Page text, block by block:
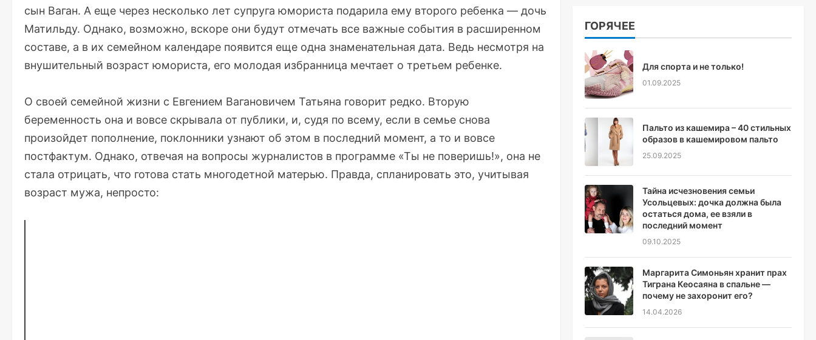
сын Ваган. А еще через несколько лет супруга юмориста подарила ему второго ребенка — дочь
Матильду. Однако, возможно, вскоре они будут отмечать все важные события в расширенном
составе, а в их семейном календаре появится еще одна знаменательная дата. Ведь несмотря на
внушительный возраст юмориста, его молодая избранница мечтает о третьем ребенке.
О своей семейной жизни с Евгением Вагановичем Татьяна говорит редко. Вторую
беременность она и вовсе скрывала от публики, и, судя по всему, если в семье снова
произойдет пополнение, поклонники узнают об этом в последний момент, а то и вовсе
постфактум. Однако, отвечая на вопросы журналистов в программе «Ты не поверишь!», она не
стала отрицать, что готова стать многодетной матерью. Правда, спланировать это, учитывая
возраст мужа, непросто:
ГОРЯЧЕЕ
Для спорта и не только!
01.09.2025
Пальто из кашемира – 40 стильных
образов в кашемировом пальто
25.09.2025
Тайна исчезновения семьи
Усольцевых: дочка должна была
остаться дома, ее взяли в
последний момент
09.10.2025
Маргарита Симоньян хранит прах
Тиграна Кеосаяна в спальне —
почему не захоронит его?
14.04.2026